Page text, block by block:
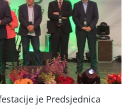
je Predsjednica